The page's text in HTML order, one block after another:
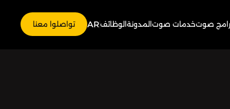
صوتخدمات صوتالمدونةالوظائفAR تواصلوا معنا